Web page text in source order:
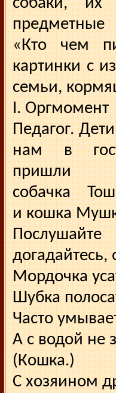
предмет­ные
«Кто чем
картинки с
семьи,
I. Оргмомент
Педагог.
нам в
пришли
собачка
и кошка
Мордочка
Шубка
Часто
А с водой не
(Кошка.)
С хозяином